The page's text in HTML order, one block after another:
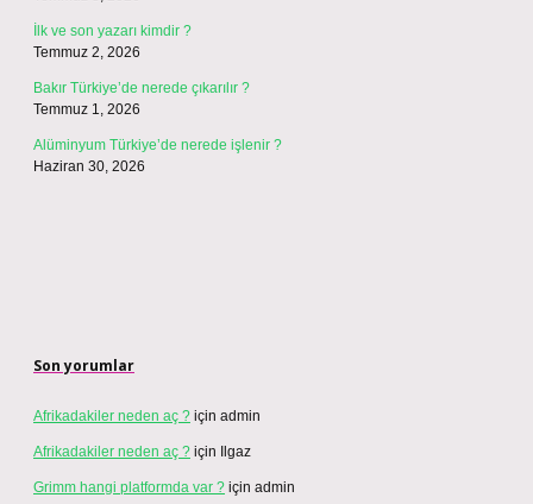
İlk ve son yazarı kimdir ?
Temmuz 2, 2026
Bakır Türkiye’de nerede çıkarılır ?
Temmuz 1, 2026
Alüminyum Türkiye’de nerede işlenir ?
Haziran 30, 2026
Son yorumlar
Afrikadakiler neden aç ? için admin
Afrikadakiler neden aç ? için Ilgaz
Grimm hangi platformda var ? için admin